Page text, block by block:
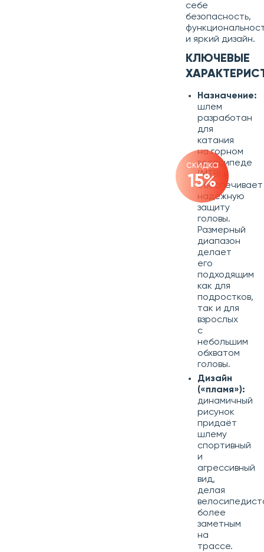
скидка
15%
себе
безопасность,
и яркий дизайн.
КЛЮЧЕВЫЕ
Назначение:
шлем
разработан
для
катания
на горном
велосипеде
(MTB
) и
обеспечивает
надёжную
защиту
головы.
Размерный
диапазон
делает
его
подходящим
как для
подростков,
так и для
взрослых
с
небольшим
обхватом
головы.
Дизайн
(«пламя»):
динамичный
рисунок
придаёт
шлему
спортивный
и
агрессивный
вид,
делая
более
заметным
на
трассе.